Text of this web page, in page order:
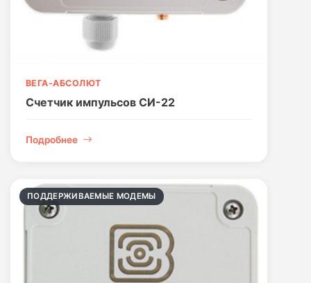
ВЕГА-АБСОЛЮТ
Счетчик импульсов СИ-22
Подробнее
ПОДДЕРЖИВАЕМЫЕ МОДЕМЫ